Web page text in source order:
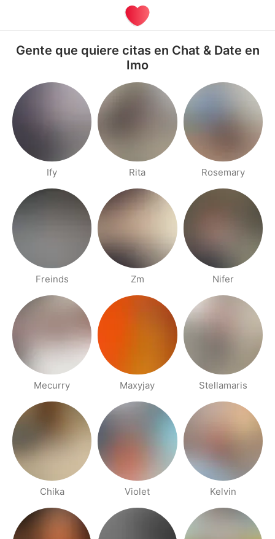
Gente que quiere citas en Chat & Date en
Imo
Ify Rita Rosemary
Freinds Zm Nifer
Mecurry Maxyjay Stellamaris
Chika Violet Kelvin